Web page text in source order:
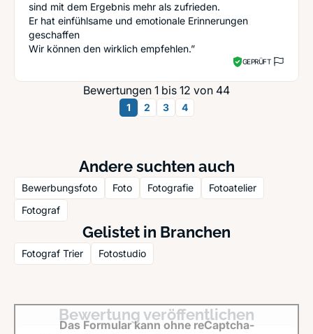
sind mit dem Ergebnis mehr als zufrieden.
Er hat einfühlsame und emotionale Erinnerungen
geschaffen
Wir können den wirklich empfehlen.”
GEPRÜFT
Bewertungen 1 bis 12 von 44
1 2 3 4
Andere suchten auch
Bewerbungsfoto Foto Fotografie
Fotoatelier
Fotograf
Gelistet in Branchen
Fotograf Trier Fotostudio
Bewertung veröffentlichen
Das Formular kann ohne reCaptcha-